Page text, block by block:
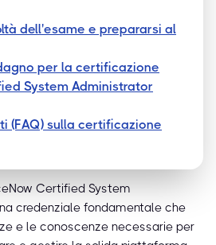
dell'esame e prepararsi al
per la certificazione
System Administrator
(FAQ) sulla certificazione
Certified System
credenziale fondamentale che
e le conoscenze necessarie per